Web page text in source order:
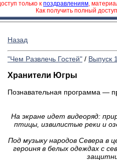
только к поздравлениям,
Как получить полный
Назад
"Чем Развлечь Гостей" / Выпуск
Хранители Югры
Познавательная программа —
На экране идет видеоряд:
птицы, извилистые реки и
Под музыку народов Севера
героиня в белых одеждах с